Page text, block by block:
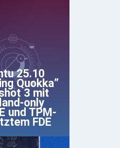
25.10
Quokka”
3 mit
only
und TPM-
FDE